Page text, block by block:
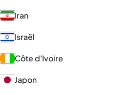
Iran
Israël
Côte d'Ivoire
Japon